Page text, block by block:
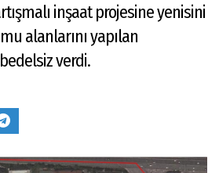
inşaat projesine yenisini
alanlarını yapılan
verdi.